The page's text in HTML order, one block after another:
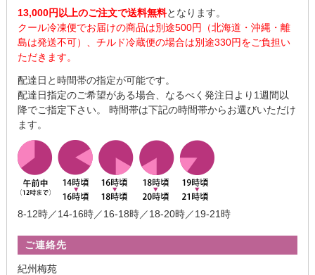
13,000円以上のご注文で送料無料となります。
クール冷凍便でお届けの商品は別途500円（北海道・沖縄・離
島は発送不可）、チルド冷蔵便の場合は別途330円をご負担い
ただきます。
配達日と時間帯の指定が可能です。
配達日指定のご希望がある場合、なるべく発注日より1週間以
降でご指定下さい。 時間帯は下記の時間帯からお選びいただけ
ます。
8-12時／14-16時／16-18時／18-20時／19-21時
ご連絡先
紀州梅苑